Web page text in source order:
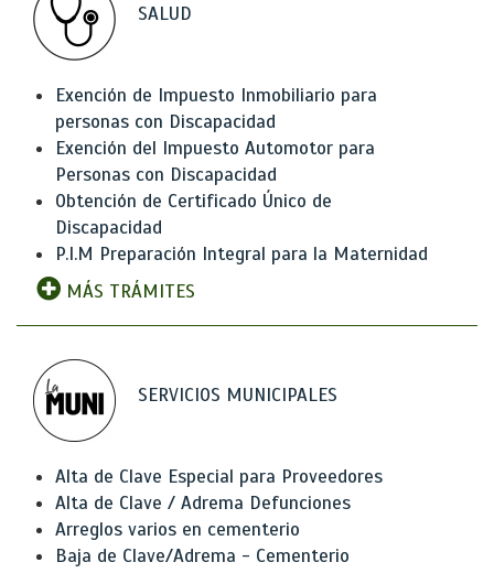
SALUD
Exención de Impuesto Inmobiliario para
personas con Discapacidad
Exención del Impuesto Automotor para
Personas con Discapacidad
Obtención de Certificado Único de
Discapacidad
P.I.M Preparación Integral para la Maternidad
MÁS TRÁMITES
SERVICIOS MUNICIPALES
Alta de Clave Especial para Proveedores
Alta de Clave / Adrema Defunciones
Arreglos varios en cementerio
Baja de Clave/Adrema - Cementerio